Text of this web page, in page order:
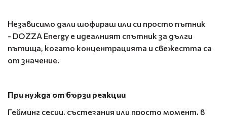
Независимо дали шофираш или си просто пътник
- DOZZA Energy е идеалният спътник за дълги
пътища, когато концентрацията и свежестта са
от значение.
При нужда от бързи реакции
Гейминг сесии, състезания или просто момент, в